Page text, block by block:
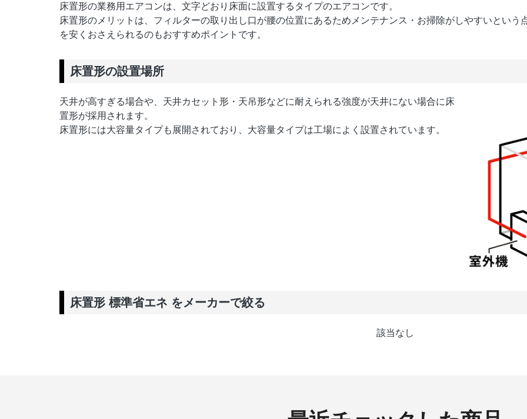
床置形の業務用エアコンは、文字どおり床面に設置するタイプのエアコンです。
床置形のメリットは、フィルターの取り出し口が腰の位置にあるためメンテナンス・お掃除がしやすいとい
を安くおさえられるのもおすすめポイントです。
床置形の設置場所
天井が高すぎる場合や、天井カセット形・天吊形などに耐えられる強度が天井にない場合に床
置形が採用されます。
床置形には大容量タイプも展開されており、大容量タイプは工場によく設置されています。
床置形 標準省エネ をメーカーで絞る
該当なし